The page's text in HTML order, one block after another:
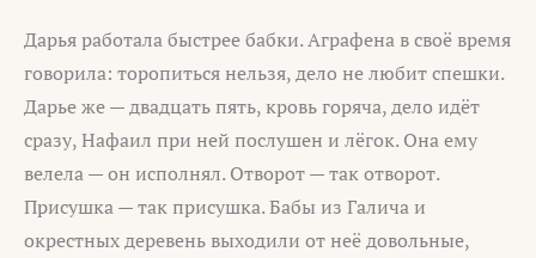
Дарья работала быстрее бабки. Аграфена в своё время
говорила: торопиться нельзя, дело не любит спешки.
Дарье же — двадцать пять, кровь горяча, дело идёт
сразу, Нафаил при ней послушен и лёгок. Она ему
велела — он исполнял. Отворот — так отворот.
Присушка — так присушка. Бабы из Галича и
окрестных деревень выходили от неё довольные,